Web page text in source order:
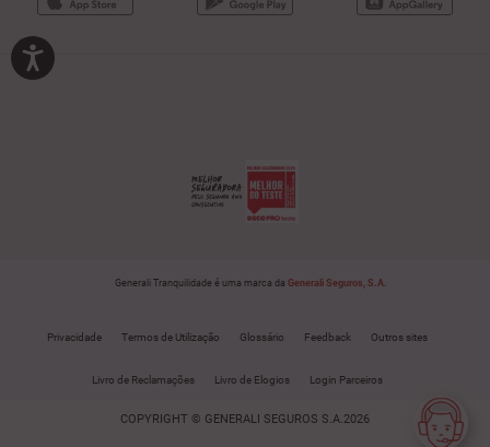
Generali Tranquilidade é uma marca da Generali Seguros, S.A.
Privacidade Termos de Utilização Glossário Feedback Outros sites
Livro de Reclamações Livro de Elogios Login Parceiros
COPYRIGHT © GENERALI SEGUROS S.A.2026